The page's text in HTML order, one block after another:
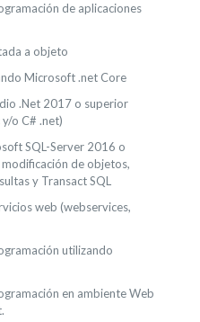
de aplicaciones
a objeto
Microsoft .net Core
.Net 2017 o superior
o C# .net)
SQL-Server 2016 o
de objetos,
y Transact SQL
web (webservices,
utilizando
en ambiente Web